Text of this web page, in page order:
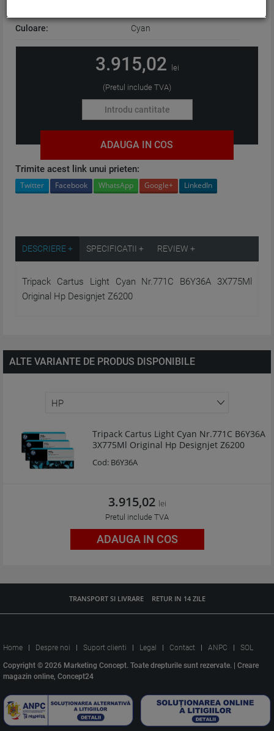
Culoare: Cyan
3.915,02 lei
(Pretul include TVA)
ADAUGA IN COS
Trimite acest link unui prieten:
Twitter Facebook WhatsApp Google+ LinkedIn
DESCRIERE + SPECIFICATII + REVIEW +
Tripack Cartus Light Cyan Nr.771C B6Y36A 3X775Ml
Original Hp Designjet Z6200
ALTE VARIANTE DE PRODUS DISPONIBILE
Tripack Cartus Light Cyan Nr.771C B6Y36A
3X775Ml Original Hp Designjet Z6200
Cod:B6Y36A
3.915,02 lei
Pretul include TVA
ADAUGA IN COS
TRANSPORT SI LIVRARE RETUR IN 14 ZILE
Home Despre noi Suport clienti Legal Contact ANPC SOL
Copyright © 2026 Marketing Concept. Toate drepturile sunt rezervate. | Creare
magazin online, Concept24